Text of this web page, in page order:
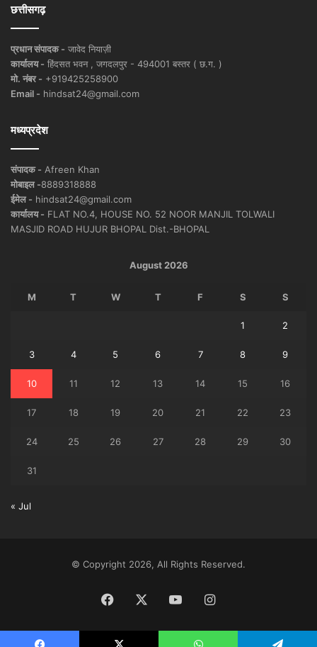
छत्तीसगढ़
प्रधान संपादक - जावेद नियाज़ी
कार्यालय - हिंदसत भवन , जगदलपुर - 494001 बस्तर ( छ.ग. )
मो. नंबर - +919425258900
Email - hindsat24@gmail.com
मध्यप्रदेश
संपादक - Afreen Khan
मोबाइल -8889318888
ईमेल - hindsat24@gmail.com
कार्यालय - FLAT NO.4, HOUSE NO. 52 NOOR MANJIL TOLWALI
MASJID ROAD HUJUR BHOPAL Dist.-BHOPAL
August 2026
M T W T F S S
1 2
3 4 5 6 7 8 9
10 11 12 13 14 15 16
17 18 19 20 21 22 23
24 25 26 27 28 29 30
31
« Jul
© Copyright 2026, All Rights Reserved.
Facebook YouTubeInstagram